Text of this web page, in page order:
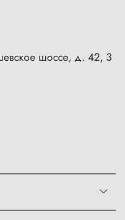
шоссе, д. 42, 3